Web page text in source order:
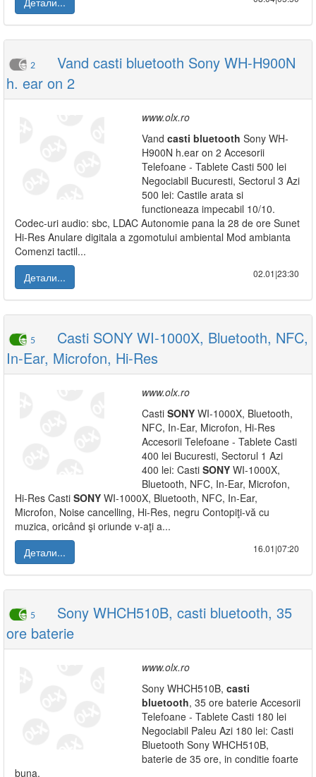
2
Vand casti bluetooth Sony WH-H900N
h. ear on 2
www.olx.ro
Vand casti bluetooth Sony WH-
H900N h.ear on 2 Accesorii
Telefoane - Tablete Casti 500 lei
Negociabil Bucuresti, Sectorul 3 Azi
500 lei: Castile arata si
functioneaza impecabil 10/10.
Codec-uri audio: sbc, LDAC Autonomie pana la 28 de ore Sunet
Hi-Res Anulare digitala a zgomotului ambiental Mod ambianta
Comenzi tactil...
Детали...
02.01|23:30
5
Casti SONY WI-1000X, Bluetooth, NFC,
In-Ear, Microfon, Hi-Res
www.olx.ro
Casti SONY WI-1000X, Bluetooth,
NFC, In-Ear, Microfon, Hi-Res
Accesorii Telefoane - Tablete Casti
400 lei Bucuresti, Sectorul 1 Azi
400 lei: Casti SONY WI-1000X,
Bluetooth, NFC, In-Ear, Microfon,
Hi-Res Casti SONY WI-1000X, Bluetooth, NFC, In-Ear,
Microfon, Noise cancelling, Hi-Res, negru Contopiţi-vă cu
muzica, oricând şi oriunde v-aţi a...
Детали...
16.01|07:20
5
Sony WHCH510B, casti bluetooth, 35
ore baterie
www.olx.ro
Sony WHCH510B, casti
bluetooth, 35 ore baterie Accesorii
Telefoane - Tablete Casti 180 lei
Negociabil Paleu Azi 180 lei: Casti
Bluetooth Sony WHCH510B,
baterie de 35 ore, in conditie foarte
buna.